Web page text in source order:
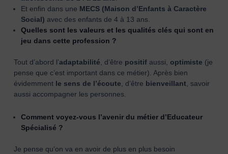
Et enfin dans une MECS (Maison d’Enfants à Caractère
Social) avec des enfants de 4 à 13 ans.
Quelles sont les valeurs et les qualités clés qui sont en
jeu dans cette profession ?
Tout d’abord l’adaptabilité , d’être positifaussi, optimiste (je
pense que c’est important dans ce métier). Après bien
évidemment le sens de l’écoute , d’être bienveillant, savoir
aussi accompagner les personnes.
Comment voyez-vous l’avenir du métier d’Educateur
Spécialisé ?
Je pense qu’on va en avoir de plus en plus besoin